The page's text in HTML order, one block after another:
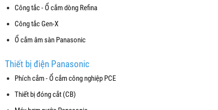
Công tắc - Ổ cắm dòng Refina
Công tắc Gen-X
Ổ cắm âm sàn Panasonic
Thiết bị điện Panasonic
Phích cắm - Ổ cắm công nghiệp PCE
Thiết bị đóng cắt (CB)